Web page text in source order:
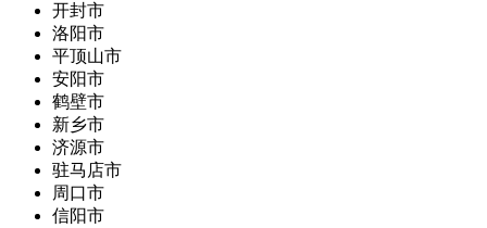
开封市
洛阳市
平顶山市
安阳市
鹤壁市
新乡市
济源市
驻马店市
周口市
信阳市